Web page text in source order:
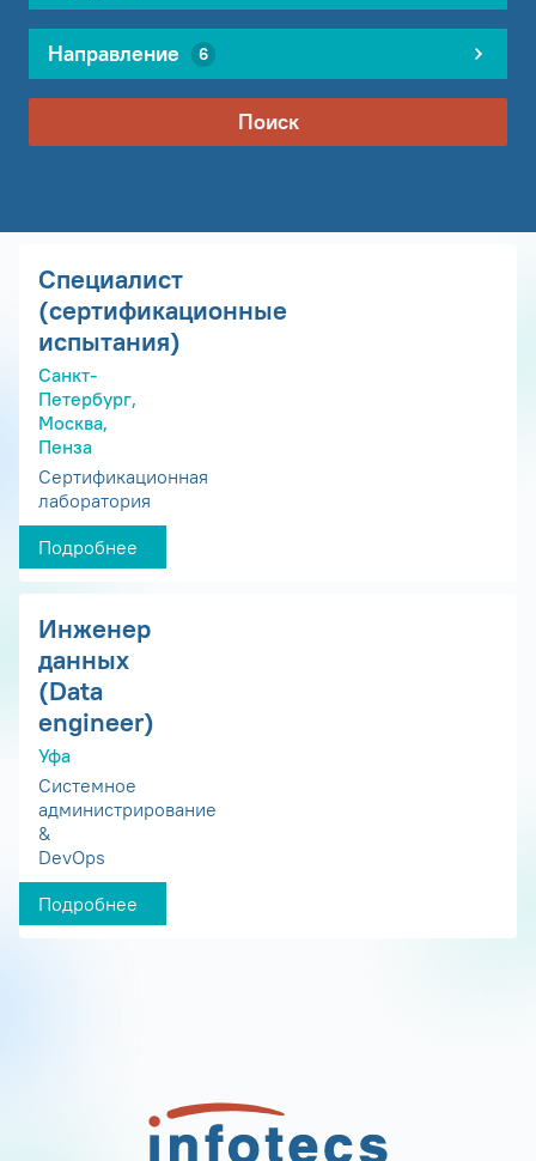
Направление 6
Поиск
Специалист
(сертификационные
испытания)
Санкт-
Петербург,
Москва,
Пенза
Сертификационная
лаборатория
Подробнее
Инженер
данных
(Data
engineer)
Уфа
Системное
администрирование
&
DevOps
Подробнее